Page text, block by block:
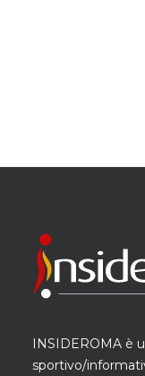
INSIDEROMA è
sportivo/